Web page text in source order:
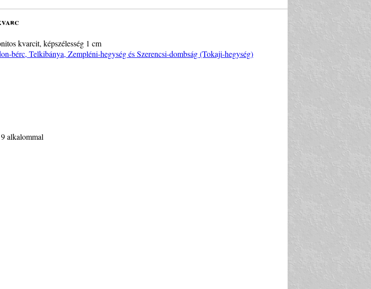
kvarcit, képszélesség 1 cm
bérc, Telkibánya, Zempléni-hegység és Szerencsi-dombság (Tokaji-hegység)
alkalommal